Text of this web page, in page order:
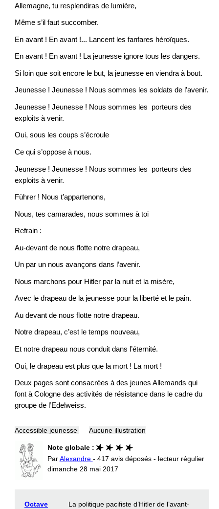
Allemagne, tu resplendiras de lumière,
Même s’il faut succomber.
En avant ! En avant !... Lancent les fanfares héroïques.
En avant ! En avant ! La jeunesse ignore tous les dangers.
Si loin que soit encore le but, la jeunesse en viendra à bout.
Jeunesse ! Jeunesse ! Nous sommes les soldats de l’avenir.
Jeunesse ! Jeunesse ! Nous sommes les porteurs des
exploits à venir.
Oui, sous les coups s’écroule
Ce qui s’oppose à nous.
Jeunesse ! Jeunesse ! Nous sommes les porteurs des
exploits à venir.
Führer ! Nous t’appartenons,
Nous, tes camarades, nous sommes à toi
Refrain :
Au-devant de nous flotte notre drapeau,
Un par un nous avançons dans l’avenir.
Nous marchons pour Hitler par la nuit et la misère,
Avec le drapeau de la jeunesse pour la liberté et le pain.
Au devant de nous flotte notre drapeau.
Notre drapeau, c’est le temps nouveau,
Et notre drapeau nous conduit dans l’éternité.
Oui, le drapeau est plus que la mort ! La mort !
Deux pages sont consacrées à des jeunes Allemands qui
font à Cologne des activités de résistance dans le cadre du
groupe de l’Edelweiss.
Accessible jeunesse Aucune illustration
Note globale :
ParAlexandre - 417 avis déposés - lecteur régulier
dimanche 28 mai 2017
Octave
La politique pacifiste d’Hitler de l’avant-